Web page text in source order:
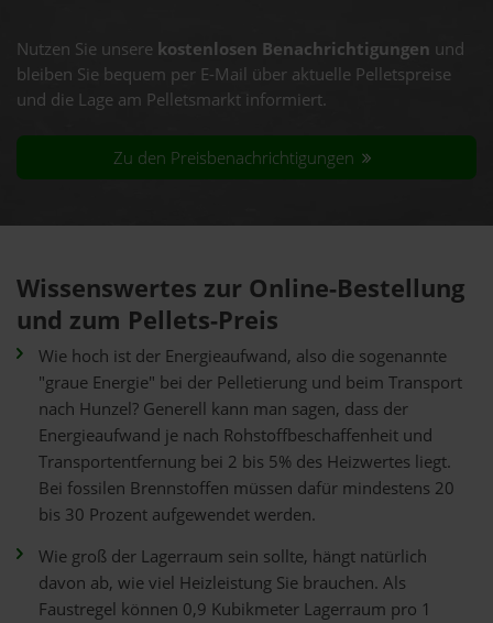
Nutzen Sie unsere kostenlosen Benachrichtigungen und
bleiben Sie bequem per E-Mail über aktuelle Pelletspreise
und die Lage am Pelletsmarkt informiert.
Zu den Preisbenachrichtigungen
Wissenswertes zur Online-Bestellung
und zum Pellets-Preis
Wie hoch ist der Energieaufwand, also die sogenannte
"graue Energie" bei der Pelletierung und beim Transport
nach Hunzel? Generell kann man sagen, dass der
Energieaufwand je nach Rohstoffbeschaffenheit und
Transportentfernung bei 2 bis 5% des Heizwertes liegt.
Bei fossilen Brennstoffen müssen dafür mindestens 20
bis 30 Prozent aufgewendet werden.
Wie groß der Lagerraum sein sollte, hängt natürlich
davon ab, wie viel Heizleistung Sie brauchen. Als
Faustregel können 0,9 Kubikmeter Lagerraum pro 1